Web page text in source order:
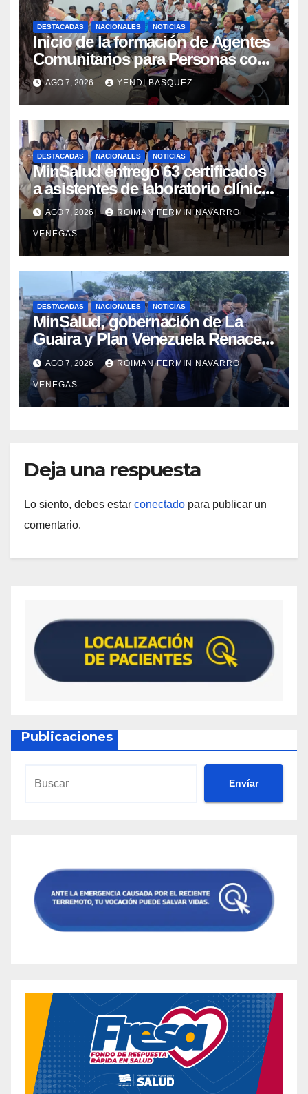
DESTACADAS NACIONALES NOTICIAS
Inicio de la formación de Agentes
Comunitarios para Personas con
Discapacidad en el Centro de
Rehabilitación J.J. Arvelo
AGO 7, 2026 YENDI BASQUEZ
DESTACADAS NACIONALES NOTICIAS
MinSalud entregó 63 certificados
a asistentes de laboratorio clínico
para garantizar respaldo legal y
profesional
AGO 7, 2026 ROIMAN FERMIN NAVARRO
VENEGAS
DESTACADAS NACIONALES NOTICIAS
MinSalud, gobernación de La
Guaira y Plan Venezuela Renace
iniciaron la rehabilitación integral
del Centro Psicofamiliar El Niño y
el Mar
AGO 7, 2026 ROIMAN FERMIN NAVARRO
VENEGAS
Deja una respuesta
Lo siento, debes estar conectado para publicar un
comentario.
Publicaciones
Envíar